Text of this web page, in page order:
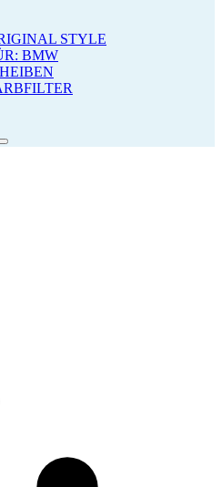
STYLE
BMW